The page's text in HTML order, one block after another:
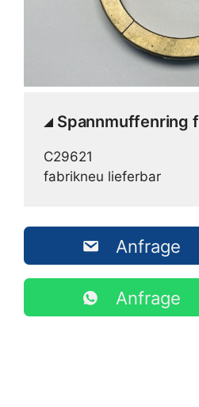
Spannmuffenring
C29621
fabrikneu lieferbar
Anfrage
Anfrage